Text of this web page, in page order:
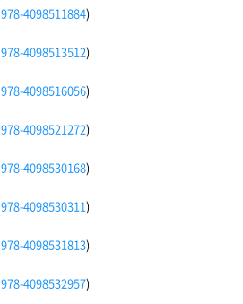
978-4098511884)
978-4098513512)
978-4098516056)
978-4098521272)
978-4098530168)
978-4098530311)
978-4098531813)
978-4098532957)